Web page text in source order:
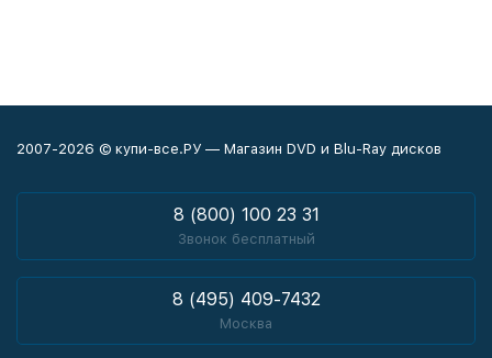
2007-2026 © купи-все.РУ — Магазин DVD и Blu-Ray дисков
8 (800) 100 23 31
Звонок бесплатный
8 (495) 409-7432
Москва